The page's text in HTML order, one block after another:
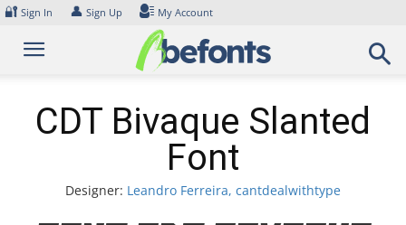
Skip
content
🔐 Sign In 👤 Sign Up My Account
CDT Bivaque Slanted
Font
Designer: Leandro Ferreira, cantdealwithtype